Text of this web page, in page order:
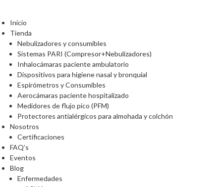
Inicio
Tienda
Nebulizadores y consumibles
Sistemas PARI (Compresor+Nebulizadores)
Inhalocámaras paciente ambulatorio
Dispositivos para higiene nasal y bronquial
Espirómetros y Consumibles
Aerocámaras paciente hospitalizado
Medidores de flujo pico (PFM)
Protectores antialérgicos para almohada y colchón
Nosotros
Certificaciones
FAQ’s
Eventos
Blog
Enfermedades